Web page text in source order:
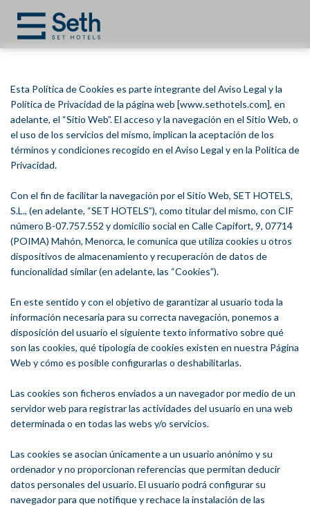
Esta Política de Cookies es parte integrante del Aviso Legal y la
Política de Privacidad de la página web [www.sethotels.com], en
adelante, el “Sitio Web”. El acceso y la navegación en el Sitio Web, o
el uso de los servicios del mismo, implican la aceptación de los
términos y condiciones recogido en el Aviso Legal y en la Política de
Privacidad.
Con el fin de facilitar la navegación por el Sitio Web, SET HOTELS,
S.L., (en adelante, “SET HOTELS”), como titular del mismo, con CIF
número B-07.757.552 y domicilio social en Calle Capifort, 9, 07714
(POIMA) Mahón, Menorca, le comunica que utiliza cookies u otros
dispositivos de almacenamiento y recuperación de datos de
funcionalidad similar (en adelante, las “Cookies”).
En este sentido y con el objetivo de garantizar al usuario toda la
información necesaria para su correcta navegación, ponemos a
disposición del usuario el siguiente texto informativo sobre qué
son las cookies, qué tipología de cookies existen en nuestra Página
Web y cómo es posible configurarlas o deshabilitarlas.
Las cookies son ficheros enviados a un navegador por medio de un
servidor web para registrar las actividades del usuario en una web
determinada o en todas las webs y/o servicios.
Las cookies se asocian únicamente a un usuario anónimo y su
ordenador y no proporcionan referencias que permitan deducir
datos personales del usuario. El usuario podrá configurar su
navegador para que notifique y rechace la instalación de las